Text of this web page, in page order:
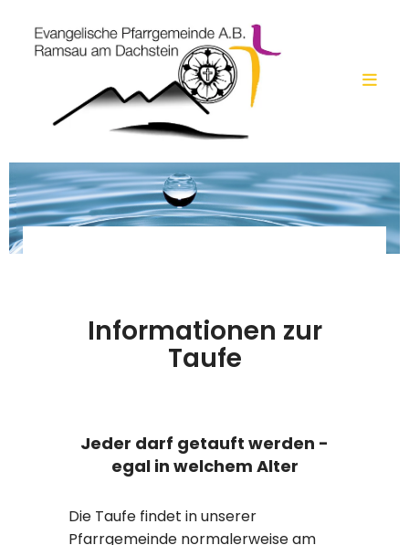
Informationen zur
Taufe
Jeder darf getauft werden -
egal in welchem Alter
Die Taufe findet in unserer
Pfarrgemeinde normalerweise am